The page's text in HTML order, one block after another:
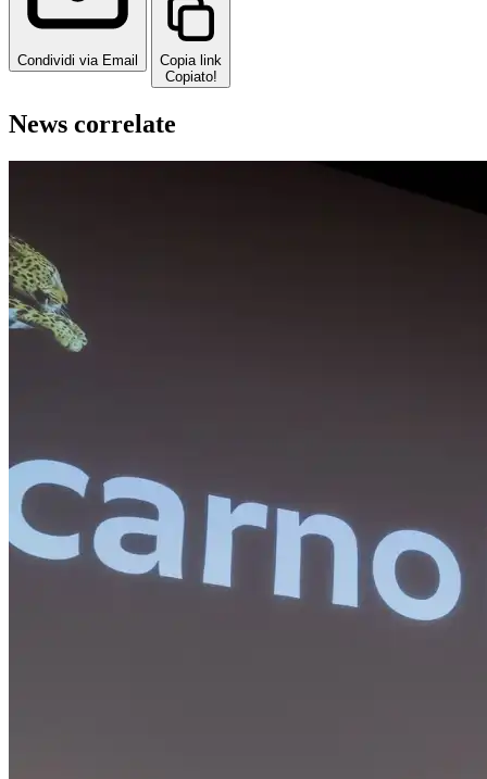
Condividi via Email
Copia link
Copiato!
News correlate